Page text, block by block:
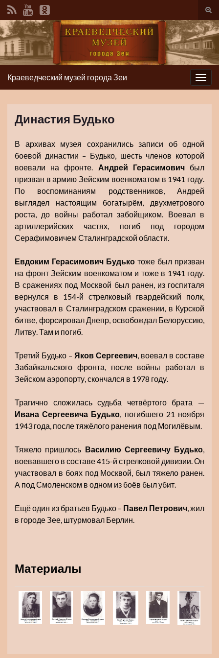
Вкл/
Вкл/
выкл
Краеведческий музей города Зеи
Династия Будько
В архивах музея сохранились записи об одной
боевой династии – Будько, шесть членов которой
воевали на фронте. Андрей Герасимовичбыл
призван в армию Зейским военкоматом в 1941 году.
По воспоминаниям родственников, Андрей
выглядел настоящим богатырём, двухметрового
роста, до войны работал забойщиком. Воевал в
артиллерийских частях, погиб под городом
Серафимовичем Сталинградской области.
Евдоким Герасимович Будько тоже был призван
на фронт Зейским военкоматом и тоже в 1941 году.
В сражениях под Москвой был ранен, из госпиталя
вернулся в 154-й стрелковый гвардейский полк,
участвовал в Сталинградском сражении, в Курской
битве, форсировал Днепр, освобождал Белоруссию,
Литву. Там и погиб.
Третий Будько – Яков Сергеевич, воевал в составе
Забайкальского фронта, после войны работал в
Зейском аэропорту, скончался в 1978 году.
Трагично сложилась судьба четвёртого брата —
Ивана Сергеевича Будько, погибшего 21 ноября
1943 года, после тяжёлого ранения под Могилёвым.
Тяжело пришлось Василию Сергеевичу Будько,
воевавшего в составе 415-й стрелковой дивизии. Он
участвовал в боях под Москвой, был тяжело ранен.
А под Смоленском в одном из боёв был убит.
Ещё один из братьев Будько – Павел Петрович, жил
в городе Зее, штурмовал Берлин.
Материалы